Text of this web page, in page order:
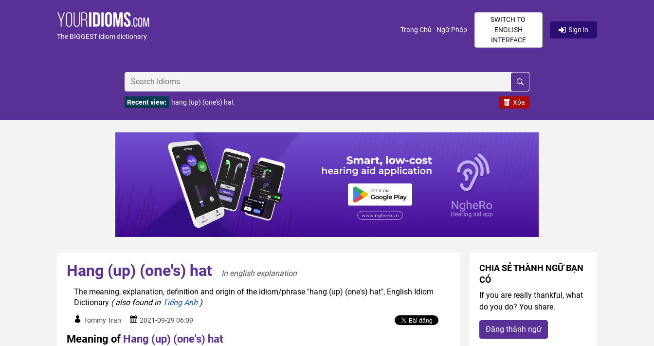
The BIGGEST idiom dictionary
Trang Chủ (current)
Ngữ Pháp(current)
SWITCH TO
ENGLISH
INTERFACE
Sign in
Xóa
Recent view: hang (up) (one's) hat
Hang (up) (one's) hat
In english explanation
The meaning, explanation, definition and origin of the idiom/phrase "hang (up) (one's) hat", English Idiom
Dictionary ( also found in Tiếng Anh)
Tommy Tran 2021-09-29 06:09
Meaning of Hang (up) (one's) hat
CHIA SẺ THÀNH NGỮ BẠN
CÓ
If you are really thankful, what
do you do? You share.
Đăng thành ngữ